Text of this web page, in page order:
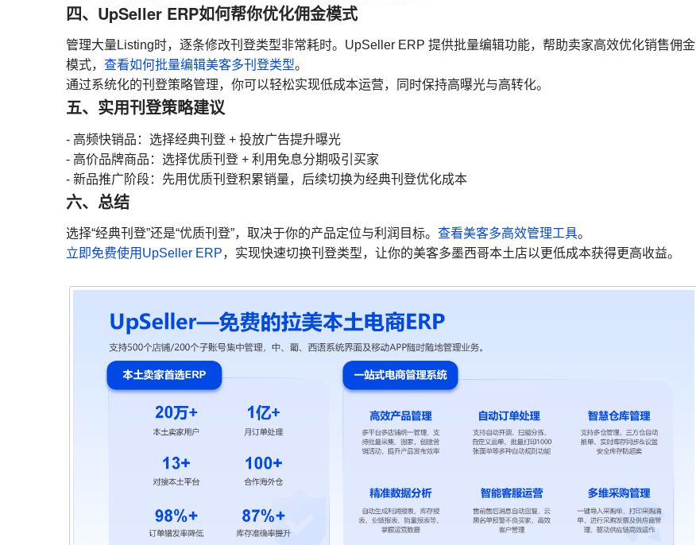
四、UpSeller ERP如何帮你优化佣金模式
管理大量Listing时，逐条修改刊登类型非常耗时。UpSeller ERP 提供批量编辑功能，帮助卖家高效优化销售佣金
模式， 查看如何批量编辑美客多刊登类型。
通过系统化的刊登策略管理，你可以轻松实现低成本运营，同时保持高曝光与高转化。
五、实用刊登策略建议
- 高频快销品：选择经典刊登 + 投放广告提升曝光
- 高价品牌商品：选择优质刊登 + 利用免息分期吸引买家
- 新品推广阶段：先用优质刊登积累销量，后续切换为经典刊登优化成本
六、总结
选择“经典刊登”还是“优质刊登”，取决于你的产品定位与利润目标。 查看美客多高效管理工具。
立即免费使用UpSeller ERP，实现快速切换刊登类型，让你的美客多墨西哥本土店以更低成本获得更高收益。